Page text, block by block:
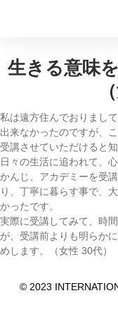
生きる意味
私は遠方住んでおりまし
出来なかったのですが、
受講させていただけると
日々の生活に追われて、
かんじ、アカデミーを受
り、丁寧に暮らす事で、
かったです。
実際に受講してみて、時
が、受講前よりも明らか
めします。
（女性 30代）
© 2023